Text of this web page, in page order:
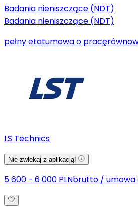
Badania nieniszczące (NDT)
Badania nieniszczące (NDT)
pełny etatumowa o pracę
LS Technics
Nie zwlekaj z aplikacją!
5 600 - 6 000 PLNbrutto /